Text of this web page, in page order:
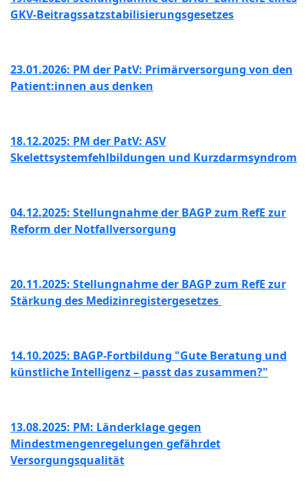
GKV-Beitragssatzstabilisierungsgesetzes
23.01.2026: PM der PatV: Primärversorgung von den
Patient:innen aus denken
18.12.2025: PM der PatV: ASV
Skelettsystemfehlbildungen und Kurzdarmsyndrom
04.12.2025: Stellungnahme der BAGP zum RefE zur
Reform der Notfallversorgung
20.11.2025: Stellungnahme der BAGP zum RefE zur
Stärkung des Medizinregistergesetzes
14.10.2025: BAGP-Fortbildung "Gute Beratung und
künstliche Intelligenz – passt das zusammen?"
13.08.2025: PM: Länderklage gegen
Mindestmengenregelungen gefährdet
Versorgungsqualität